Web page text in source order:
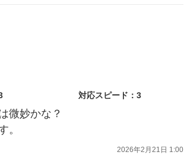
対応スピード：3
微妙かな？
。
2026年2月21日 1:00